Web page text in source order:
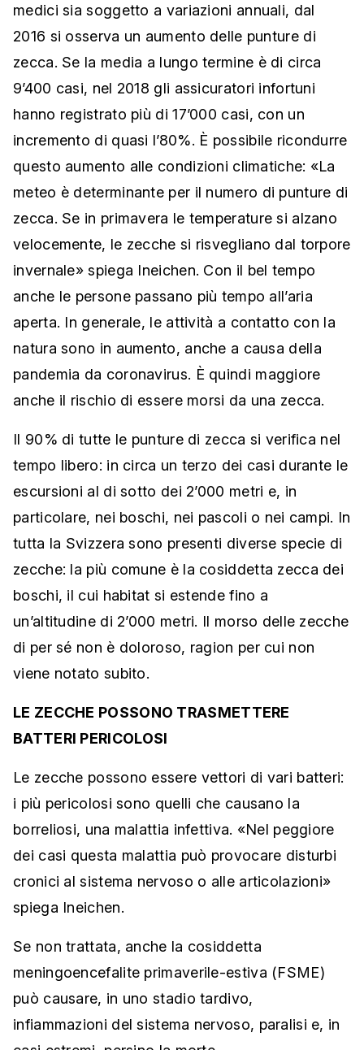
medici sia soggetto a variazioni annuali, dal
2016 si osserva un aumento delle punture di
zecca. Se la media a lungo termine è di circa
9’400 casi, nel 2018 gli assicuratori infortuni
hanno registrato più di 17’000 casi, con un
incremento di quasi l’80%. È possibile ricondurre
questo aumento alle condizioni climatiche: «La
meteo è determinante per il numero di punture di
zecca. Se in primavera le temperature si alzano
velocemente, le zecche si risvegliano dal torpore
invernale» spiega Ineichen. Con il bel tempo
anche le persone passano più tempo all’aria
aperta. In generale, le attività a contatto con la
natura sono in aumento, anche a causa della
pandemia da coronavirus. È quindi maggiore
anche il rischio di essere morsi da una zecca.
Il 90% di tutte le punture di zecca si verifica nel
tempo libero: in circa un terzo dei casi durante le
escursioni al di sotto dei 2’000 metri e, in
particolare, nei boschi, nei pascoli o nei campi. In
tutta la Svizzera sono presenti diverse specie di
zecche: la più comune è la cosiddetta zecca dei
boschi, il cui habitat si estende fino a
un’altitudine di 2’000 metri. Il morso delle zecche
di per sé non è doloroso, ragion per cui non
viene notato subito.
LE ZECCHE POSSONO TRASMETTERE
BATTERI PERICOLOSI
Le zecche possono essere vettori di vari batteri:
i più pericolosi sono quelli che causano la
borreliosi, una malattia infettiva. «Nel peggiore
dei casi questa malattia può provocare disturbi
cronici al sistema nervoso o alle articolazioni»
spiega Ineichen.
Se non trattata, anche la cosiddetta
meningoencefalite primaverile-estiva (FSME)
può causare, in uno stadio tardivo,
infiammazioni del sistema nervoso, paralisi e, in